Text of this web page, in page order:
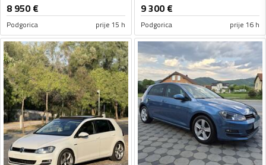
8 950€
Podgorica prije 15 h
9 300€
Podgorica prije 16 h